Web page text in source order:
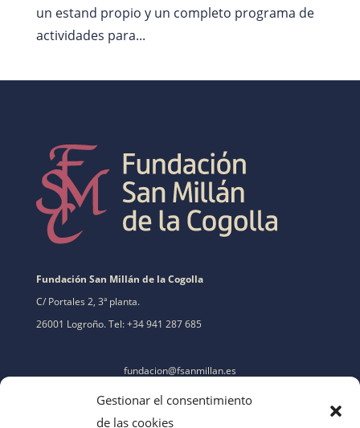
Gestionar el consentimiento
de las cookies
un estand propio y un completo programa de
actividades para...
Fundación San Millán de la Cogolla
C/ Portales 2, 3ª planta.
26001 Logroño. Tel: +34 941 287 685
fundacion@fsanmillan.es